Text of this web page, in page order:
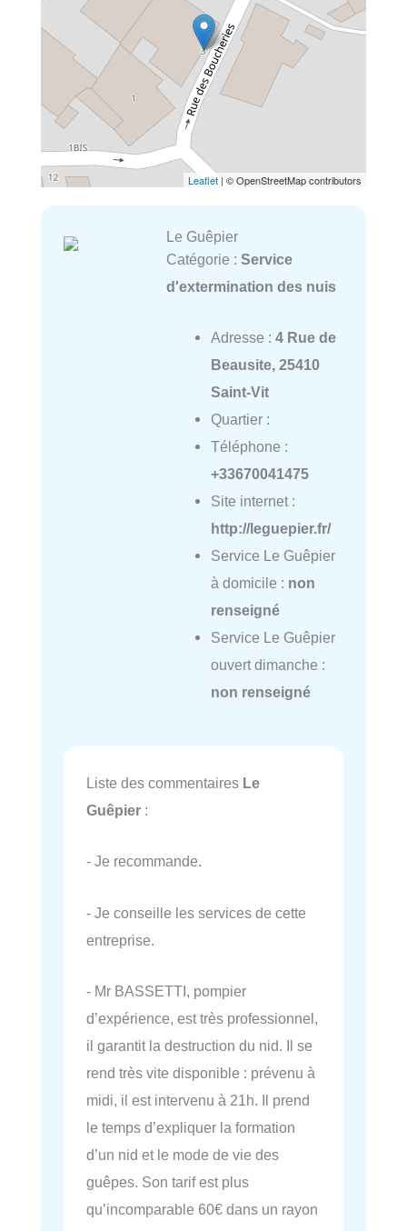
Leaflet | © OpenStreetMap contributors
Le Guêpier
Catégorie : Service
d'extermination des nuis
Adresse : 4 Rue de
Beausite, 25410
Saint-Vit
Quartier :
Téléphone :
+33670041475
Site internet :
http://leguepier.fr/
Service Le Guêpier
à domicile : non
renseigné
Service Le Guêpier
ouvert dimanche :
non renseigné
Liste des commentaires Le
Guêpier :
- Je recommande.
- Je conseille les services de cette
entreprise.
- Mr BASSETTI, pompier
d’expérience, est très professionnel,
il garantit la destruction du nid. Il se
rend très vite disponible : prévenu à
midi, il est intervenu à 21h. Il prend
le temps d’expliquer la formation
d’un nid et le mode de vie des
guêpes. Son tarif est plus
qu’incomparable 60€ dans un rayon